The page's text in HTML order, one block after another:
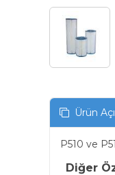
Ürün
P510 ve
Diğer